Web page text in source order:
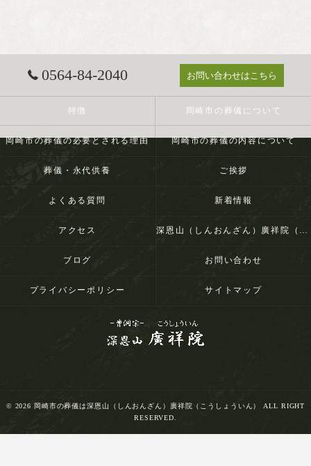
0564-84-2040 お問い合わせはこちら
特徴 岡崎市の葬儀について
岡崎市の葬儀の必要とされる理由 岡崎市の葬儀の内容について
葬儀・永代供養 ご挨拶
よくある質問 新着情報
アクセス 深恩山（しんおんざん）廣祥院（こうしょういん）
ブログ お問い合わせ
プライバシーポリシー サイトマップ
© 2026 岡崎市の葬儀は深恩山（しんおんざん）廣祥院（こうしょういん） ALL RIGHT
RESERVED.